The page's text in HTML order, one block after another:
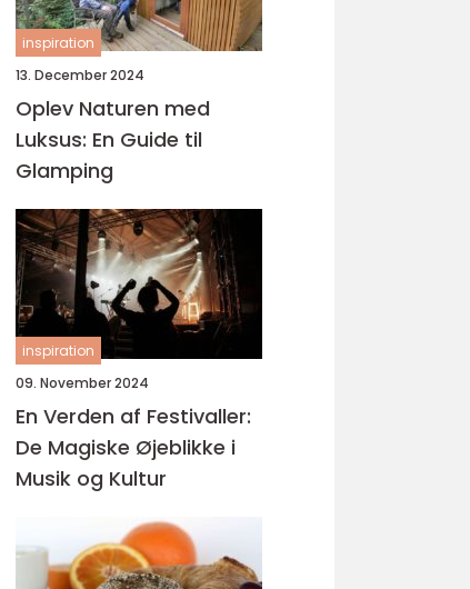
inspiration
13. December 2024
Oplev Naturen med
Luksus: En Guide til
Glamping
inspiration
09. November 2024
En Verden af Festivaller:
De Magiske Øjeblikke i
Musik og Kultur